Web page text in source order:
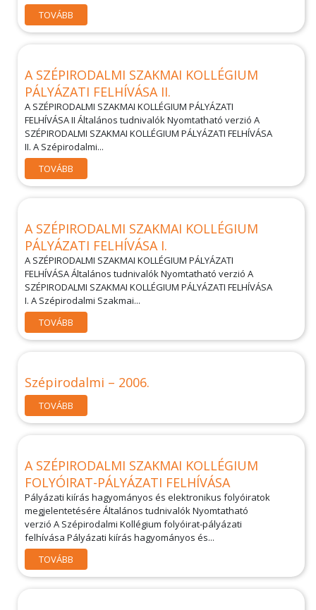
TOVÁBB
A SZÉPIRODALMI SZAKMAI KOLLÉGIUM
PÁLYÁZATI FELHÍVÁSA II.
A SZÉPIRODALMI SZAKMAI KOLLÉGIUM PÁLYÁZATI
FELHÍVÁSA II Általános tudnivalók Nyomtatható verzió A
SZÉPIRODALMI SZAKMAI KOLLÉGIUM PÁLYÁZATI FELHÍVÁSA
II. A Szépirodalmi...
TOVÁBB
A SZÉPIRODALMI SZAKMAI KOLLÉGIUM
PÁLYÁZATI FELHÍVÁSA I.
A SZÉPIRODALMI SZAKMAI KOLLÉGIUM PÁLYÁZATI
FELHÍVÁSA Általános tudnivalók Nyomtatható verzió A
SZÉPIRODALMI SZAKMAI KOLLÉGIUM PÁLYÁZATI FELHÍVÁSA
I. A Szépirodalmi Szakmai...
TOVÁBB
Szépirodalmi – 2006.
TOVÁBB
A SZÉPIRODALMI SZAKMAI KOLLÉGIUM
FOLYÓIRAT-PÁLYÁZATI FELHÍVÁSA
Pályázati kiírás hagyományos és elektronikus folyóiratok
megjelentetésére Általános tudnivalók Nyomtatható
verzió A Szépirodalmi Kollégium folyóirat-pályázati
felhívása Pályázati kiírás hagyományos és...
TOVÁBB